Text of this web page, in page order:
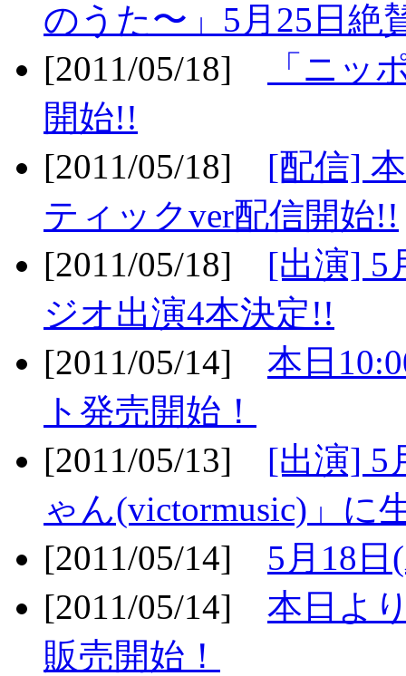
のうた〜」5月25日絶
[2011/05/18]
「ニッ
開始!!
[2011/05/18] [配信]
ティックver配信開始!!
[2011/05/18] [出演] 5
ジオ出演4本決定!!
[2011/05/14] 本日
ト発売開始！
[2011/05/13] [出演] 5
ゃん(victormusic)」に
[2011/05/14] 5月18
[2011/05/14] 本日よ
販売開始！